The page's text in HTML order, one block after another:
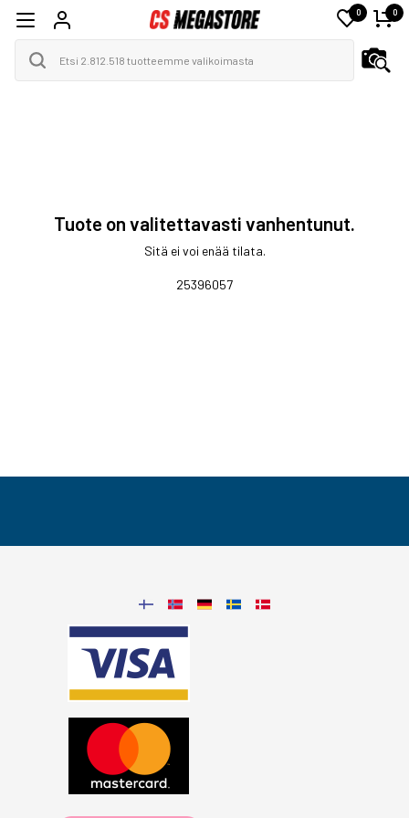
0 0
Tuote on valitettavasti vanhentunut.
Sitä ei voi enää tilata.
25396057